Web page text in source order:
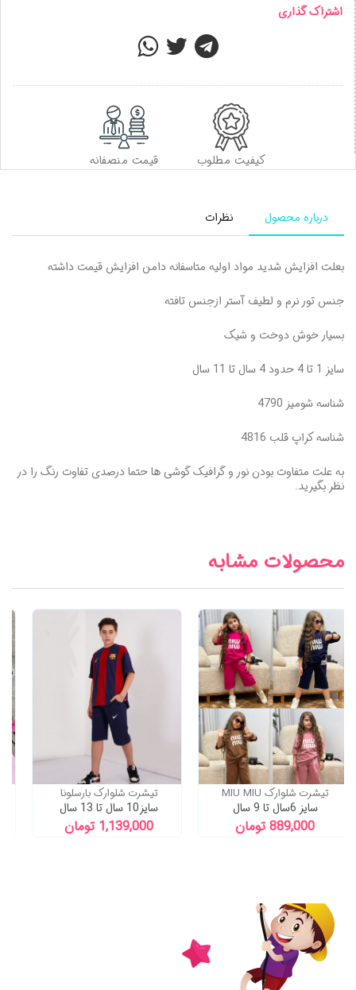
اشتراک گذاری
قیمت منصفانه کیفیت مطلوب
درباره محصول نظرات
بعلت افزایش شدید مواد اولیه متاسفانه دامن افزایش قیمت داشته
جنس تور نرم و لطیف آستر ازجنس تافته
بسیار خوش دوخت و شیک
سایز 1 تا 4 حدود 4 سال تا 11 سال
شناسه شومیز 4790
شناسه کراپ قلب 4816
به علت متفاوت بودن نور و گرافیک گوشی ها حتما درصدی تفاوت رنگ را در
نظر بگیرید.
محصولات مشابه
تیشرت شلوارک بارسلونا
سایز10 سال تا 13 سال
1,139,000 تومان
تیشرت شلوارک MIU MIU
سایز 6سال تا 9 سال
889,000 تومان